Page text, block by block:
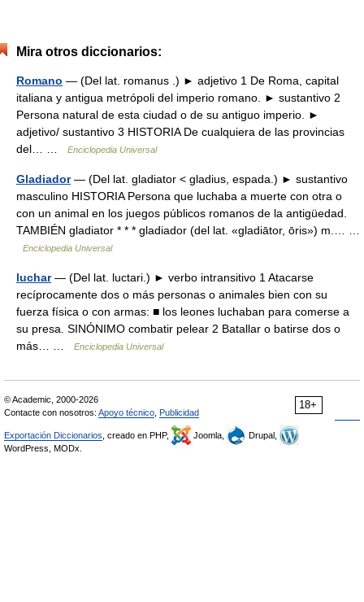
Mira otros diccionarios:
Romano — (Del lat. romanus .) ► adjetivo 1 De Roma, capital
italiana y antigua metrópoli del imperio romano. ► sustantivo 2
Persona natural de esta ciudad o de su antiguo imperio. ►
adjetivo/ sustantivo 3 HISTORIA De cualquiera de las provincias
del… …
Enciclopedia Universal
Gladiador— (Del lat. gladiator < gladius, espada.) ► sustantivo
masculino HISTORIA Persona que luchaba a muerte con otra o
con un animal en los juegos públicos romanos de la antigüedad.
TAMBIÉN gladiator * * * gladiador (del lat. «gladiātor, ōris») m.… …
Enciclopedia Universal
luchar— (Del lat. luctari.) ► verbo intransitivo 1 Atacarse
recíprocamente dos o más personas o animales bien con su
fuerza física o con armas: ■ los leones luchaban para comerse a
su presa. SINÓNIMO combatir pelear 2 Batallar o batirse dos o
más… …
Enciclopedia Universal
18+
© Academic, 2000-2026
Contacte con nosotros: Apoyo técnico Publicidad
Exportación Diccionarios , creado en PHP, Joomla,
Drupal,
WordPress, MODx.